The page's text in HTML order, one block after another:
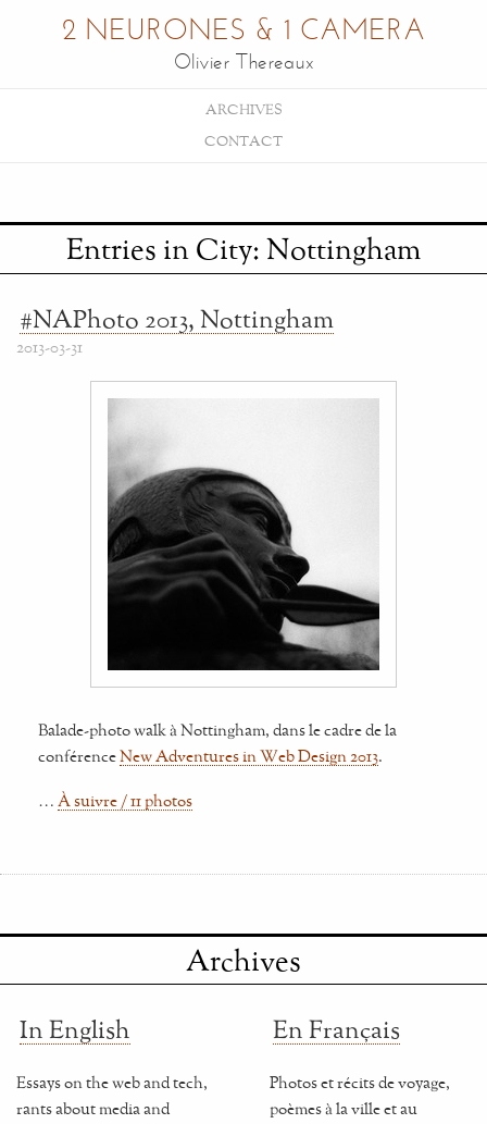
2 NEURONES & 1 CAMERA
Olivier Thereaux
ARCHIVES
CONTACT
Entries in City: Nottingham
#NAPhoto 2013, Nottingham
2013-03-31
Balade-photo walk à Nottingham, dans le cadre de la
conférenceNew Adventures in Web Design 2013.
… À suivre / 11 photos
Archives
In English
Essays on the web and tech,
rants about media and
En Français
Photos et récits de voyage,
poèmes à la ville et au